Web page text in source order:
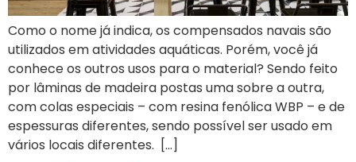
Como o nome já indica, os compensados navais são
utilizados em atividades aquáticas. Porém, você já
conhece os outros usos para o material? Sendo feito
por lâminas de madeira postas uma sobre a outra,
com colas especiais – com resina fenólica WBP – e de
espessuras diferentes, sendo possível ser usado em
vários locais diferentes. […]